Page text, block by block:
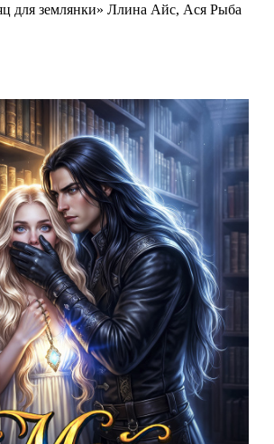
для землянки» Ллина Айс, Ася Рыба